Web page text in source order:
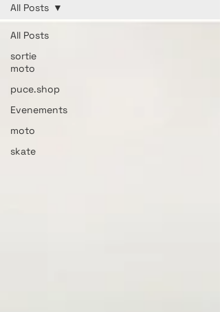
All Posts
sortie
moto
puce.shop
Evenements
moto
skate
All Posts